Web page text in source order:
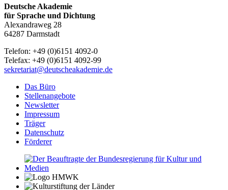
Deutsche Akademie
für Sprache und Dichtung
Alexandraweg 28
64287 Darmstadt
Telefon: +49 (0)6151 4092-0
Telefax: +49 (0)6151 4092-99
sekretariat@deutscheakademie.de
Das Büro
Stellenangebote
Newsletter
Impressum
Träger
Datenschutz
Förderer